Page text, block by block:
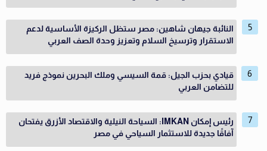
النائبة جيهان شاهين: مصر ستظل الركيزة الأساسية لدعم
الاستقرار وترسيخ السلام وتعزيز وحدة الصف العربي
قيادي بحزب الجيل: قمة السيسي وملك البحرين نموذج فريد
للتضامن العربي
رئيس إمكان IMKAN: السياحة النيلية والاقتصاد الأزرق يفتحان
آفاقًا جديدة للاستثمار السياحي في مصر